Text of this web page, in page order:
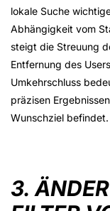
lokale Suche
Abhängigkeit vom
steigt die Streuung
Entfernung des
Umkehrschluss
präzisen
Wunschziel befindet.
3.